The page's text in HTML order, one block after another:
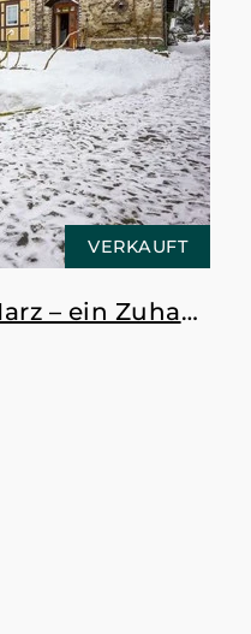
VERKAUFT
Pflaumenbaum & Harz – ein Zuhause mit Raum